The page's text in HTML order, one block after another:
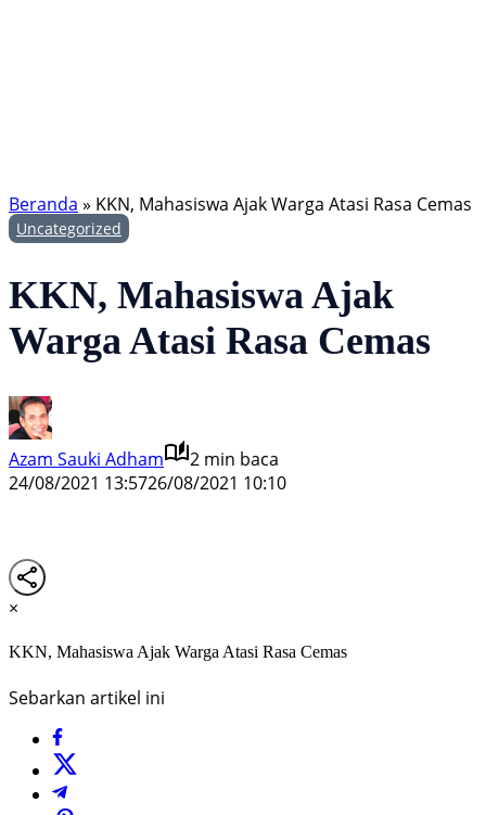
Beranda » KKN, Mahasiswa Ajak Warga Atasi Rasa Cemas
Uncategorized
KKN, Mahasiswa Ajak
Warga Atasi Rasa Cemas
Azam Sauki Adham
2 min baca
24/08/2021 13:5726/08/2021 10:10
×
KKN, Mahasiswa Ajak Warga Atasi Rasa Cemas
Sebarkan artikel ini